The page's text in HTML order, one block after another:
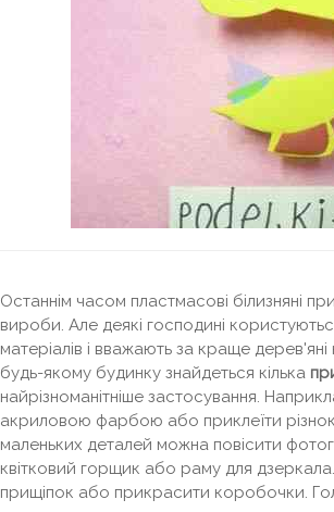
Останнім часом пластмасові білизняні
вироби. Але деякі господині
матеріалів і вважають за краще дерев'яні
будь-якому будинку знайдеться кілька
найрізноманітніше застосування.
акриловою фарбою або приклеїти
маленьких деталей можна повісити
квітковий горщик або раму для
прищіпок або прикрасити коробочки.